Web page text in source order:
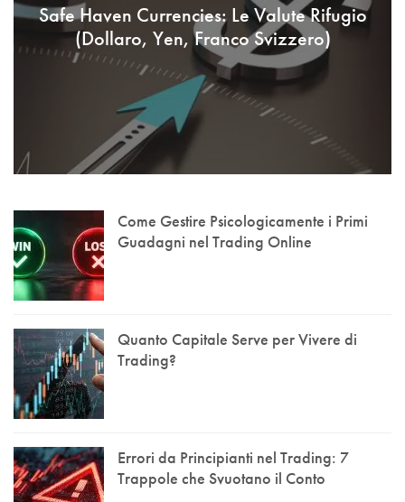
Safe Haven Currencies: Le Valute Rifugio
(Dollaro, Yen, Franco Svizzero)
Come Gestire Psicologicamente i Primi
Guadagni nel Trading Online
Quanto Capitale Serve per Vivere di
Trading?
Errori da Principianti nel Trading: 7
Trappole che Svuotano il Conto